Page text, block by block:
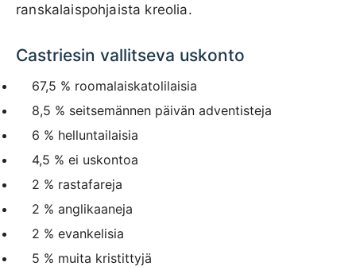
ranskalaispohjaista kreolia.
Castriesin vallitseva uskonto
67,5 % roomalaiskatolilaisia
8,5 % seitsemännen päivän adventisteja
6 % helluntailaisia
4,5 % ei uskontoa
2 % rastafareja
2 % anglikaaneja
2 % evankelisia
5 % muita kristittyjä